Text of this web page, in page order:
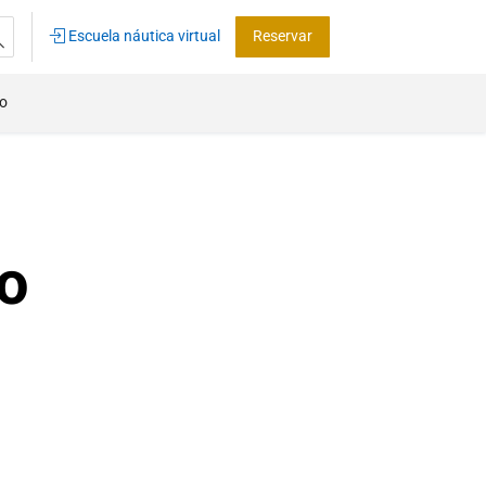
Escuela náutica virtual Reservar